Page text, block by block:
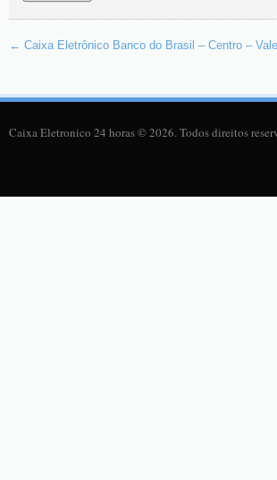
← Caixa Eletrônico Banco do Brasil – Centro –
Caixa Eletronico 24 horas © 2026. Todos direitos